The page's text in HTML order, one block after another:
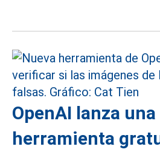
OpenAI lanza una
herramienta